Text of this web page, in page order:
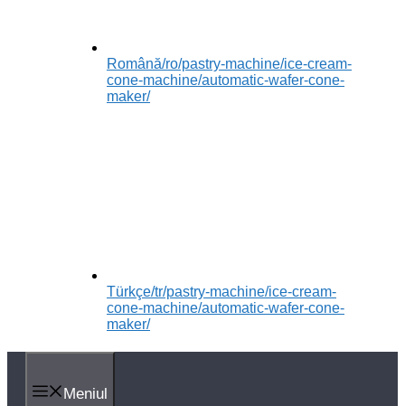
Română/ro/pastry-machine/ice-cream-
cone-machine/automatic-wafer-cone-
maker/
Türkçe/tr/pastry-machine/ice-cream-
cone-machine/automatic-wafer-cone-
maker/
Meniul